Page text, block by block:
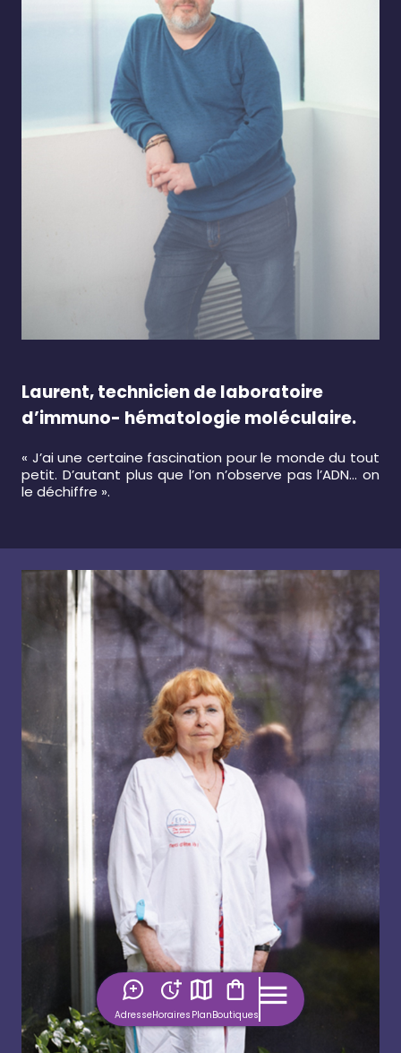
AdresseHoraires PlanBoutiques
Laurent, technicien de laboratoire
d’immuno- hématologie moléculaire.
« J’ai une certaine fascination pour le monde du tout
petit. D’autant plus que l’on n’observe pas l’ADN… on
le déchiffre ».